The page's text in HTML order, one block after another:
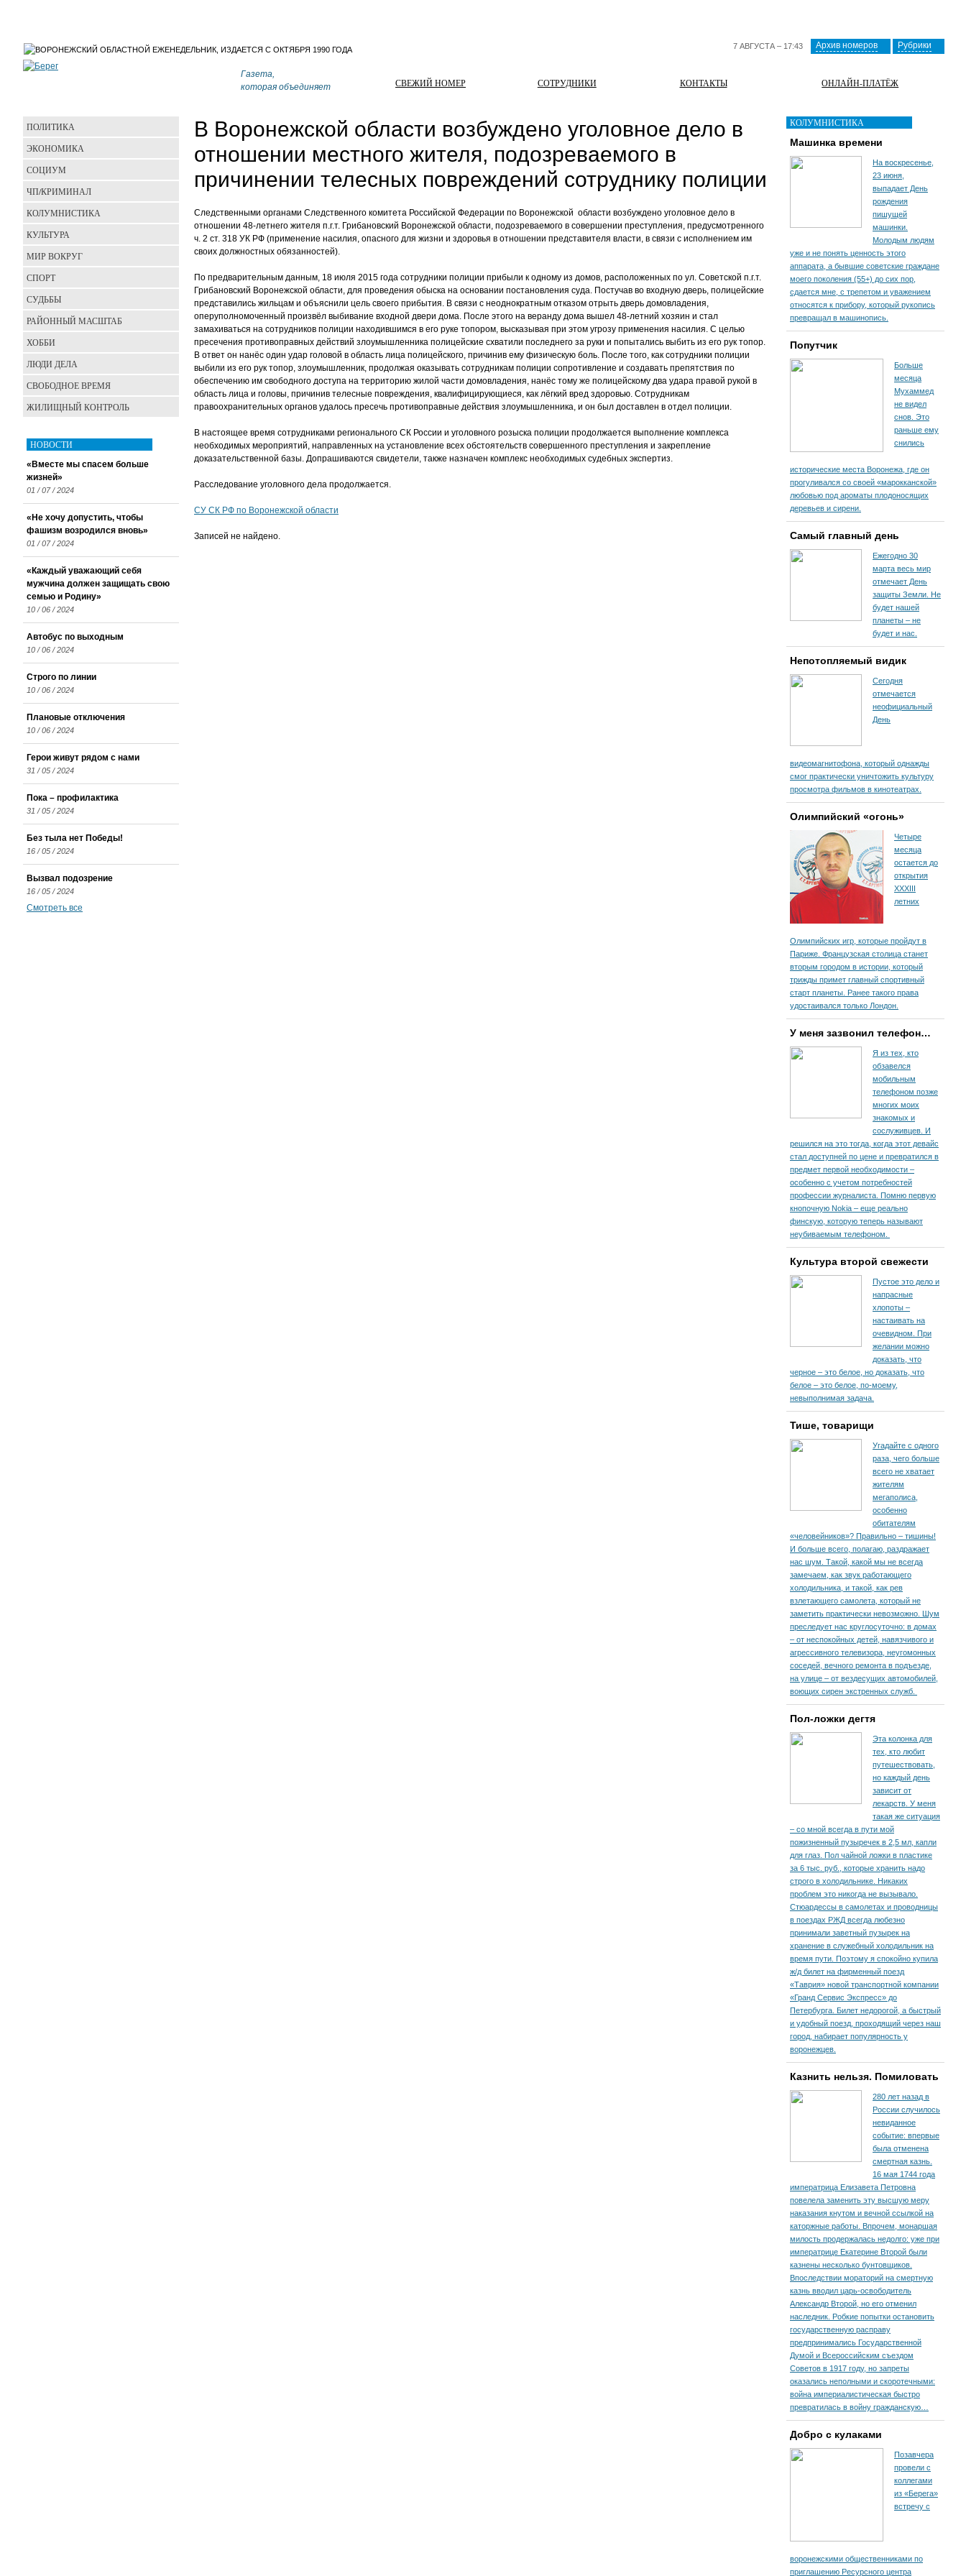
7 АВГУСТА – 17:43 Архив номеров Рубрики
Газета,
которая объединяет
СВЕЖИЙ НОМЕР СОТРУДНИКИ КОНТАКТЫ ОНЛАЙН-ПЛАТЁЖ
В Воронежской области возбуждено уголовное дело в
отношении местного жителя, подозреваемого в
причинении телесных повреждений сотруднику полиции
Следственными органами Следственного комитета Российской Федерации по Воронежской области возбуждено уголовное дело в
отношении 48-летнего жителя п.г.т. Грибановский Воронежской области, подозреваемого в совершении преступления, предусмотренного
ч. 2 ст. 318 УК РФ (применение насилия, опасного для жизни и здоровья в отношении представителя власти, в связи с исполнением им
своих должностных обязанностей).
По предварительным данным, 18 июля 2015 года сотрудники полиции прибыли к одному из домов, расположенных по ул. Советской п.г.т.
Грибановский Воронежской области, для проведения обыска на основании постановления суда. Постучав во входную дверь, полицейские
представились жильцам и объяснили цель своего прибытия. В связи с неоднократным отказом отрыть дверь домовладения,
оперуполномоченный произвёл выбивание входной двери дома. После этого на веранду дома вышел 48-летний хозяин и стал
замахиваться на сотрудников полиции находившимся в его руке топором, высказывая при этом угрозу применения насилия. С целью
пресечения противоправных действий злоумышленника полицейские схватили последнего за руки и попытались выбить из его рук топор.
В ответ он нанёс один удар головой в область лица полицейского, причинив ему физическую боль. После того, как сотрудники полиции
выбили из его рук топор, злоумышленник, продолжая оказывать сотрудникам полиции сопротивление и создавать препятствия по
обеспечению им свободного доступа на территорию жилой части домовладения, нанёс тому же полицейскому два удара правой рукой в
область лица и головы, причинив телесные повреждения, квалифицирующиеся, как лёгкий вред здоровью. Сотрудникам
правоохранительных органов удалось пресечь противоправные действия злоумышленника, и он был доставлен в отдел полиции.
В настоящее время сотрудниками регионального СК России и уголовного розыска полиции продолжается выполнение комплекса
необходимых мероприятий, направленных на установление всех обстоятельств совершенного преступления и закрепление
доказательственной базы. Допрашиваются свидетели, также назначен комплекс необходимых судебных экспертиз.
Расследование уголовного дела продолжается.
СУ СК РФ по Воронежской области
Записей не найдено.
ПОЛИТИКА
ЭКОНОМИКА
СОЦИУМ
ЧП/КРИМИНАЛ
КОЛУМНИСТИКА
КУЛЬТУРА
МИР ВОКРУГ
СПОРТ
СУДЬБЫ
РАЙОННЫЙ МАСШТАБ
ХОББИ
ЛЮДИ ДЕЛА
СВОБОДНОЕ ВРЕМЯ
ЖИЛИЩНЫЙ КОНТРОЛЬ
НОВОСТИ
«Вместе мы спасем больше
жизней»
01 / 07 / 2024
«Не хочу допустить, чтобы
фашизм возродился вновь»
01 / 07 / 2024
«Каждый уважающий себя
мужчина должен защищать свою
семью и Родину»
10 / 06 / 2024
Автобус по выходным
10 / 06 / 2024
Строго по линии
10 / 06 / 2024
Плановые отключения
10 / 06 / 2024
Герои живут рядом с нами
31 / 05 / 2024
Пока – профилактика
31 / 05 / 2024
Без тыла нет Победы!
16 / 05 / 2024
Вызвал подозрение
16 / 05 / 2024
Смотреть все
КОЛУМНИСТИКА
Машинка времени
На воскресенье,
23 июня,
выпадает День
рождения
пишущей
машинки.
Молодым людям
уже и не понять ценность этого
аппарата, а бывшие советские граждане
моего поколения (55+) до сих пор,
сдается мне, с трепетом и уважением
относятся к прибору, который рукопись
превращал в машинопись.
Попутчик
Больше
месяца
Мухаммед
не видел
снов. Это
раньше ему
снились
исторические места Воронежа, где он
прогуливался со своей «марокканской»
любовью под ароматы плодоносящих
деревьев и сирени.
Самый главный день
Ежегодно 30
марта весь мир
отмечает День
защиты Земли. Не
будет нашей
планеты – не
будет и нас.
Непотопляемый видик
Сегодня
отмечается
неофициальный
День
видеомагнитофона, который однажды
смог практически уничтожить культуру
просмотра фильмов в кинотеатрах.
Олимпийский «огонь»
Четыре
месяца
остается до
открытия
XXXIII
летних
Олимпийских игр, которые пройдут в
Париже. Французская столица станет
вторым городом в истории, который
трижды примет главный спортивный
старт планеты. Ранее такого права
удостаивался только Лондон.
У меня зазвонил телефон…
Я из тех, кто
обзавелся
мобильным
телефоном позже
многих моих
знакомых и
сослуживцев. И
решился на это тогда, когда этот девайс
стал доступней по цене и превратился в
предмет первой необходимости –
особенно с учетом потребностей
профессии журналиста. Помню первую
кнопочную Nokia – еще реально
финскую, которую теперь называют
неубиваемым телефоном.
Культура второй свежести
Пустое это дело и
напрасные
хлопоты –
настаивать на
очевидном. При
желании можно
доказать, что
черное – это белое, но доказать, что
белое – это белое, по-моему,
невыполнимая задача.
Тише, товарищи
Угадайте с одного
раза, чего больше
всего не хватает
жителям
мегаполиса,
особенно
обитателям
«человейников»? Правильно – тишины!
И больше всего, полагаю, раздражает
нас шум. Такой, какой мы не всегда
замечаем, как звук работающего
холодильника, и такой, как рев
взлетающего самолета, который не
заметить практически невозможно. Шум
преследует нас круглосуточно: в домах
– от неспокойных детей, навязчивого и
агрессивного телевизора, неугомонных
соседей, вечного ремонта в подъезде,
на улице – от вездесущих автомобилей,
воющих сирен экстренных служб.
Пол-ложки дегтя
Эта колонка для
тех, кто любит
путешествовать,
но каждый день
зависит от
лекарств. У меня
такая же ситуация
– со мной всегда в пути мой
пожизненный пузыречек в 2,5 мл, капли
для глаз. Пол чайной ложки в пластике
за 6 тыс. руб., которые хранить надо
строго в холодильнике. Никаких
проблем это никогда не вызывало.
Стюардессы в самолетах и проводницы
в поездах РЖД всегда любезно
принимали заветный пузырек на
хранение в служебный холодильник на
время пути. По­этому я спокойно купила
ж/д билет на фирменный поезд
«Таврия» новой транспортной компании
«Гранд Сервис Экспресс» до
Петербурга. Билет недорогой, а быстрый
и удобный поезд, проходящий через наш
город, набирает популярность у
воронежцев.
Казнить нельзя. Помиловать
280 лет назад в
России случилось
невиданное
событие: впервые
была отменена
смертная казнь.
16 мая 1744 года
императрица Елизавета Петровна
повелела заменить эту высшую меру
наказания кнутом и вечной ссылкой на
каторжные работы. Впрочем, монаршая
милость продержалась недолго: уже при
императрице Екатерине Второй были
казнены несколько бунтовщиков.
Впоследствии мораторий на смертную
казнь вводил царь-освободитель
Александр Второй, но его отменил
наследник. Робкие попытки остановить
государственную расправу
предпринимались Государственной
Думой и Всероссийским съездом
Советов в 1917 году, но запреты
оказались неполными и скоротечными:
война империалистическая быстро
превратилась в войну гражданскую…
Добро с кулаками
Позавчера
провели с
коллегами
из «Берега»
встречу с
воронежскими общественниками по
приглашению Ресурсного центра